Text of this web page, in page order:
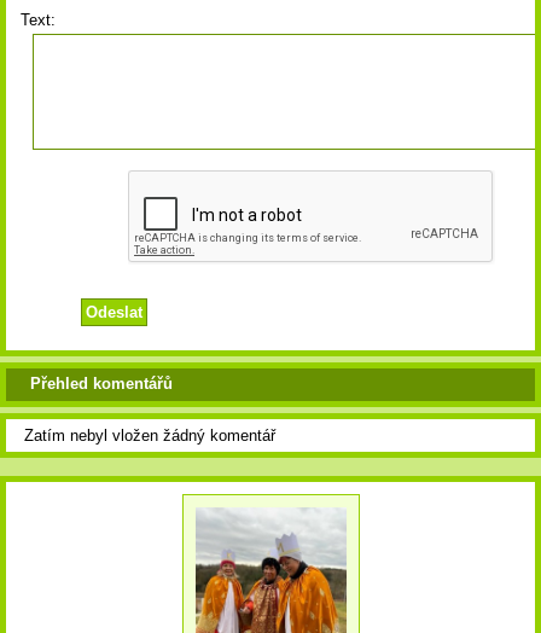
Text:
Přehled komentářů
Zatím nebyl vložen žádný komentář